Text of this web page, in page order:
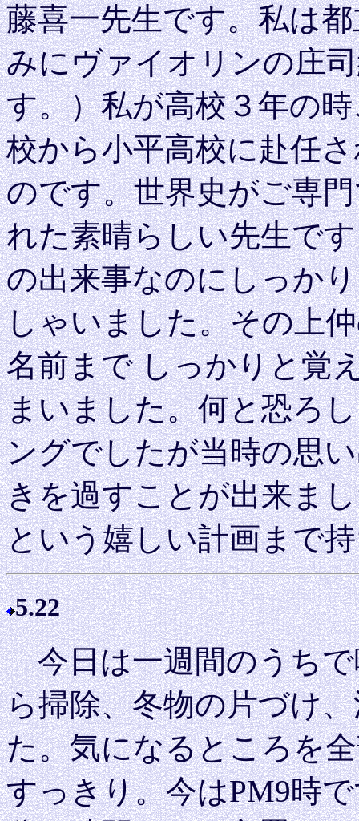
藤喜一先生です。私は
みにヴァイオリンの庄
す。）私が高校３年の
校から小平高校に赴任
のです。世界史がご専
れた素晴らしい先生で
の出来事なのにしっか
しゃいました。その上
名前まで しっかりと覚
まいました。何と恐ろ
ングでしたが当時の思
きを過すことが出来ま
という嬉しい計画まで
5.22
今日は一週間のうちで
ら掃除、冬物の片づけ
た。気になるところを
すっきり。今はPM9時